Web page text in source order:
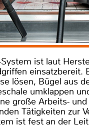
ist laut
einsatzbereit.
lösen, Bügel aus
umklappen
große Arbeits-
Tätigkeiten zur
ist fest an der